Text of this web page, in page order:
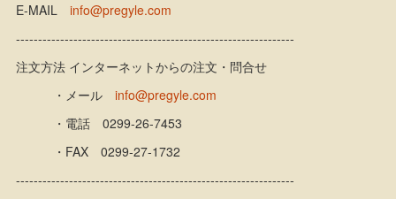
E-MAILinfo@pregyle.com
---------------------------------------------------------------
注文方法 インターネットからの注文・問合せ
・メールinfo@pregyle.com
・電話 0299-26-7453
・FAX 0299-27-1732
---------------------------------------------------------------